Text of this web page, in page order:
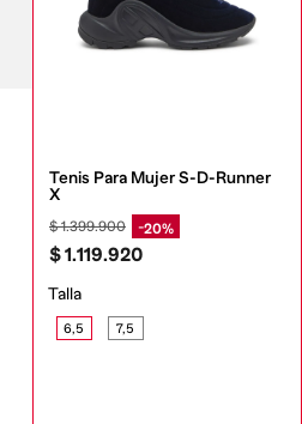
Tenis Para Mujer S-D-Runner
X
$1.399.900 20%
$1.119.920
Talla
6,5 7,5